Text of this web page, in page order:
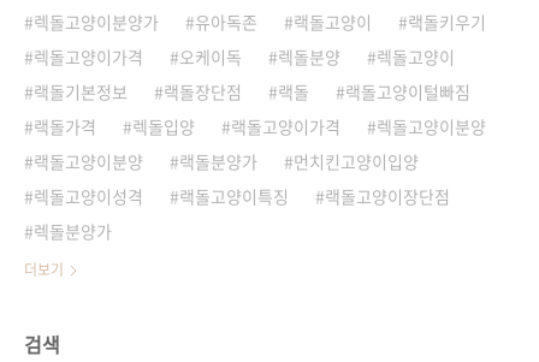
렉돌고양이분양가
유아독존 랙돌고양이
랙돌키우기
렉돌고양이가격
오케이독 렉돌분양
렉돌고양이
랙돌기본정보
랙돌장단점 랙돌
랙돌고양이털빠짐
랙돌가격
렉돌입양 랙돌고양이가격
렉돌고양이분양
랙돌고양이분양
랙돌분양가
먼치킨고양이입양
렉돌고양이성격
랙돌고양이특징
랙돌고양이장단점
렉돌분양가
더보기
검색